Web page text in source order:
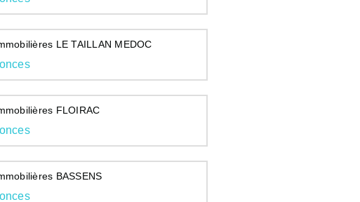
LE TAILLAN MEDOC
FLOIRAC
BASSENS